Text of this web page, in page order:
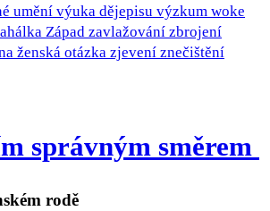
umění výuka dějepisu výzkum woke
Západ zavlažování zbrojení
ženská otázka zjevení znečištění
správným směrem
rodě